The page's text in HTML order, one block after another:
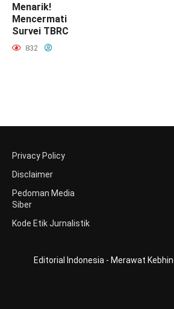
Menarik!
Mencermati
Survei TBRC
832
Privacy Policy
Disclaimer
Pedoman Media
Siber
Kode Etik Jurnalistik
Editorial Indonesia - Merawat